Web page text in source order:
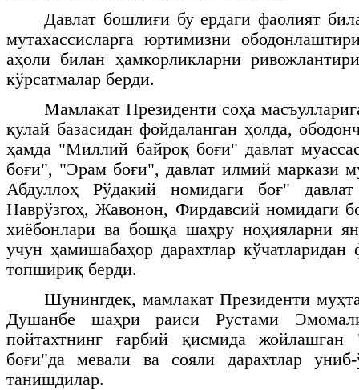
Давлат бошлиғи бу ердаги фаолият
мутахассисларга юртимизни
аҳоли билан ҳамкорликларни
кўрсатмалар берди.
Мамлакат Президенти соҳа
қулай базасидан фойдаланган ҳолда,
ҳамда "Миллий байроқ боғи" давлат
боғи", "Эрам боғи", давлат илмий маркази
Абдуллоҳ Рўдакий номидаги боғ"
Наврўзгоҳ, Жавонон, Фирдавсий номидаги
хиёбонлари ва бошқа шаҳру ноҳияларни
учун ҳамишабаҳор дарахтлар
топшириқ берди.
Шунингдек, мамлакат Президенти
Душанбе шаҳри раиси Рустами
пойтахтнинг ғарбий қисмида жойлашган
боғи"да мевали ва сояли дарахтлар
танишдилар.